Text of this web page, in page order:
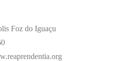
Foz do Iguaçu